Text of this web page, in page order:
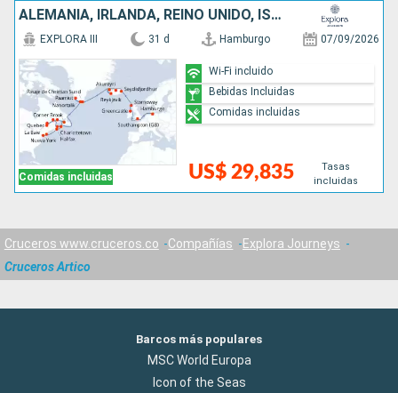
ALEMANIA, IRLANDA, REINO UNIDO, ISLANDIA, GROENLANDIA, CANADÁ, ESTADOS UNIDOS
Comidas incluidas
EXPLORA III 31 d Hamburgo 07/09/2026
US$ 29,835
Tasas
incluidas
Wi-Fi incluido
Bebidas Incluidas
Comidas incluidas
Cruceros www.cruceros.co Compañías
Explora Journeys
Cruceros Artico
Barcos más populares
MSC World Europa
Icon of the Seas